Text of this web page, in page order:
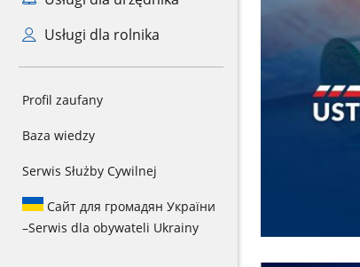
Usługi dla rolnika
Profil zaufany
Baza wiedzy
Serwis Służby Cywilnej
Сайт для громадян України
–Serwis dla obywateli Ukrainy